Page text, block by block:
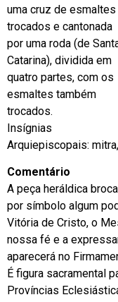
uma cruz de esmaltes
trocados e cantonada
por uma roda (de
Catarina), dividida em
quatro partes, com os
esmaltes também
trocados.
Insígnias
Arquiepiscopais:
Comentário
A peça heráldica
por símbolo algum
Vitória de Cristo, o
nossa fé e a
aparecerá no
É figura sacramental
Províncias